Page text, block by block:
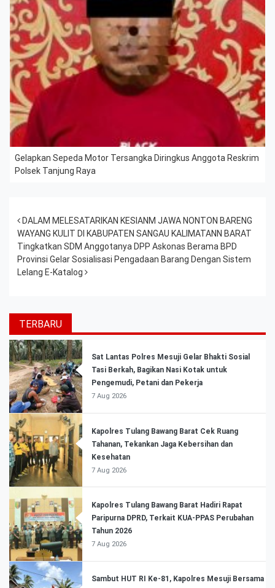
Gelapkan Sepeda Motor Tersangka Diringkus Anggota Reskrim
Polsek Tanjung Raya
Post navigation
DALAM MELESATARIKAN KESIANM JAWA NONTON BARENG
WAYANG KULIT DI KABUPATEN SANGAU KALIMATANN BARAT
Tingkatkan SDM Anggotanya DPP Askonas Berama BPD
Provinsi Gelar Sosialisasi Pengadaan Barang Dengan Sistem
Lelang E-Katalog
TERBARU
Sat Lantas Polres Mesuji Gelar Bhakti Sosial
Tasi Berkah, Bagikan Nasi Kotak untuk
Pengemudi, Petani dan Pekerja
7 Aug 2026
Kapolres Tulang Bawang Barat Cek Ruang
Tahanan, Tekankan Jaga Kebersihan dan
Kesehatan
7 Aug 2026
Kapolres Tulang Bawang Barat Hadiri Rapat
Paripurna DPRD, Terkait KUA-PPAS Perubahan
Tahun 2026
7 Aug 2026
Sambut HUT RI Ke-81, Kapolres Mesuji Bersama